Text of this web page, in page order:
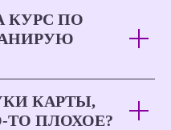
КУРС ПО
КАРТЫ,
ТО ПЛОХОЕ?